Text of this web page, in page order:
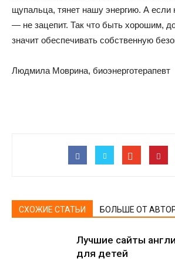
щупальца, тянет нашу энергию. А если
— не зацепит. Так что быть хорошим,
значит обеспечивать собственную
Людмила Моврина, биоэнерготерапевт
СХОЖИЕ СТАТЬИ БОЛЬШЕ ОТ
Лучшие сайты
для детей